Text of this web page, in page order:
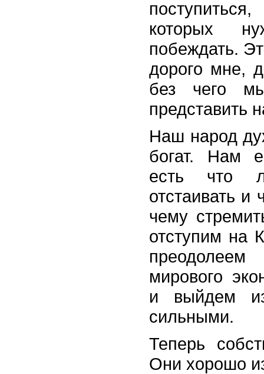
которых
побеждать.
дорого мне,
без чего
представить
Наш народ
богат. Нам
есть что
отстаивать и
чему
отступим на
мирового
и выйдем
сильными.
Теперь
Они хорошо